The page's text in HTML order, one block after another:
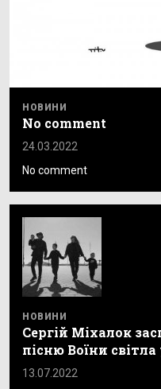
НОВИНИ
No comment
24.03.2022
No comment
НОВИНИ
Сергій Міхалок
пісню Воїни
13.07.2022